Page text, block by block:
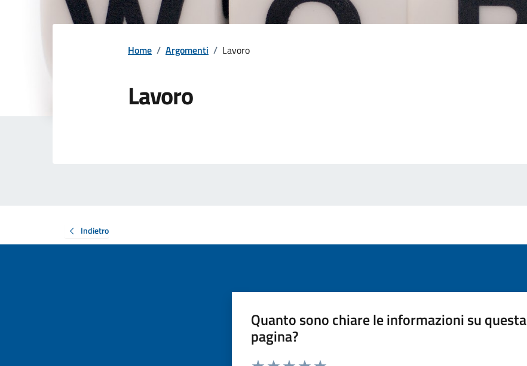
Home / Argomenti / Lavoro
Lavoro
Indietro
Quanto sono chiare le informazioni su questa
pagina?
Valuta da 1 a 5 stelle la pagina